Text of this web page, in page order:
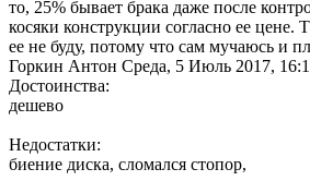
то, 25% бывает брака даже после
косяки конструкции согласно ее цене.
ее не буду, потому что сам мучаюсь и
Горкин Антон Среда, 5 Июль 2017,
Достоинства:
дешево
Недостатки:
биение диска, сломался стопор,